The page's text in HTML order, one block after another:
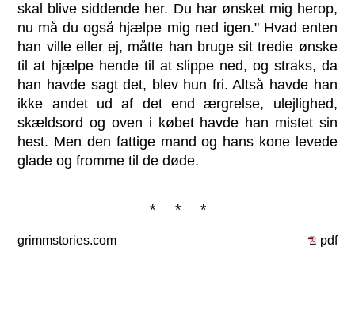
skal blive siddende her. Du har ønsket mig herop,
nu må du også hjælpe mig ned igen." Hvad enten
han ville eller ej, måtte han bruge sit tredie ønske
til at hjælpe hende til at slippe ned, og straks, da
han havde sagt det, blev hun fri. Altså havde han
ikke andet ud af det end ærgrelse, ulejlighed,
skældsord og oven i købet havde han mistet sin
hest. Men den fattige mand og hans kone levede
glade og fromme til de døde.
* * *
grimmstories.com pdf